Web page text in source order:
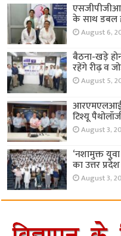
के साथ डबल
August 6,
बैठना-खड़े
रहेंगे रीढ़ व
August 5,
आरएमएलआई
टिश्यू
August 3,
‘नशामुक्त
का उत्तर
August 3,